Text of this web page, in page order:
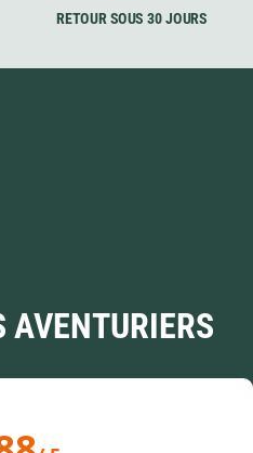
RETOUR SOUS 30 JOURS
AVENTURIERS